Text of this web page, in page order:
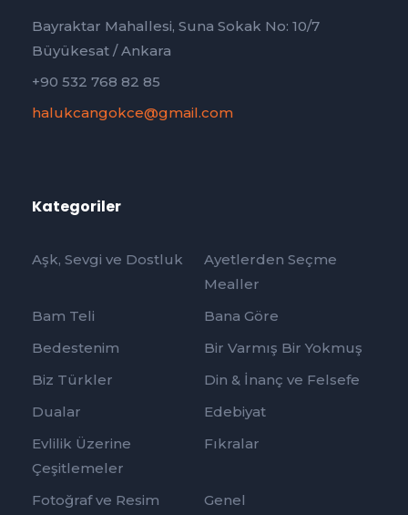
Bayraktar Mahallesi, Suna Sokak No: 10/7
Büyükesat / Ankara
+90 532 768 82 85
halukcangokce@gmail.com
Kategoriler
Aşk, Sevgi ve Dostluk
Ayetlerden Seçme
Mealler
Bam Teli
Bana Göre
Bedestenim
Bir Varmış Bir Yokmuş
Biz Türkler
Din & İnanç ve Felsefe
Dualar
Edebiyat
Evlilik Üzerine
Çeşitlemeler
Fıkralar
Fotoğraf ve Resim
Genel